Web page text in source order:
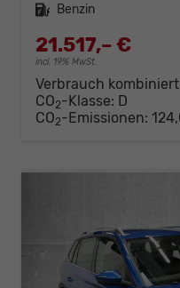
Kraftstoff Benzin
21.517,– €
incl. 19% MwSt.
Verbrauch
CO2-Klasse: D
CO2-Emissionen: